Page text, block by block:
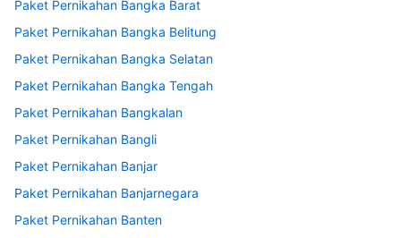
Paket Pernikahan Bangka Barat
Paket Pernikahan Bangka Belitung
Paket Pernikahan Bangka Selatan
Paket Pernikahan Bangka Tengah
Paket Pernikahan Bangkalan
Paket Pernikahan Bangli
Paket Pernikahan Banjar
Paket Pernikahan Banjarnegara
Paket Pernikahan Banten